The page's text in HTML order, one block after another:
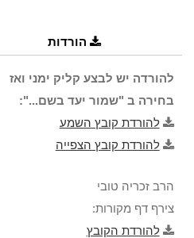
הורדות
להורדה יש לבצע קליק ימני ואז
בחירה ב "שמור יעד בשם...":
להורדת קובץ השמע
להורדת קובץ הצפייה
הרב זכריה טובי
צירף דף מקורות:
להורדת הקובץ